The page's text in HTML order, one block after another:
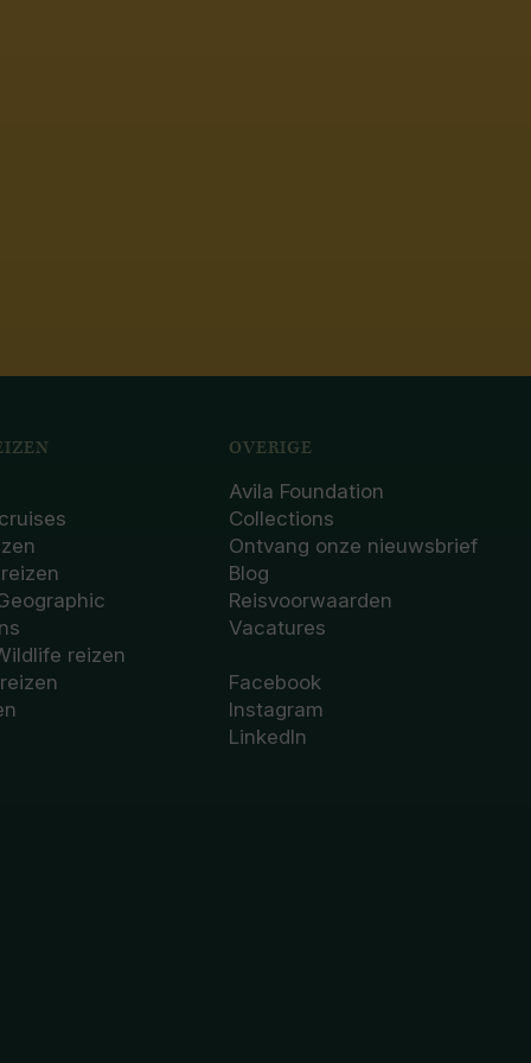
reizen
OVERIGE
Avila Foundation
Collections
Ontvang onze nieuwsbrief
Blog
Reisvoorwaarden
Vacatures
Facebook
Instagram
LinkedIn